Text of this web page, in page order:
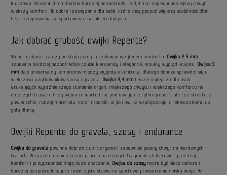
kluczowa. Wariant 3 mm będzie bardziej bezpośredni, a 3,4 mm zapewni pełniejszy chwyt i
większy komfort. To dobre rozwiązanie dla osób, które chcą poczuć większą stabilność dłoni
bez rezygnowania ze sportowego charakteru kokpitu.
Jak dobrać grubość owijki Repente?
Wybór grubości zależy od stylu jazdy i oczekiwań względem komfortu. Owijka 2.5 mm
zapewnia bardziej bezpośrednie czucie kierownicy i elegancki, smukły wygląd kokpitu. Owijka 3
mm daje uniwersalny kompromis między wygodą a kontrolą, dlatego dobrze sprawdzi się u
większości użytkowników szosy i gravela. Owijka 3,4 mm będzie najlepsza dla osób
szukających wyraźniejszego tłumienia drgań, miększego chwytu i większego komfortu na
dłuższych trasach. Przy wyborze warto brać pod uwagę nie tylko grubość, ale też strukturę
powierzchni, rodzaj materiału, kolor i sposób, w jaki owijka współpracuje z rękawiczkami lub
gołą dłonią.
Owijki Repente do gravela, szosy i endurance
Owijka do gravela powinna dobrze tłumić drgania i zapewniać pewny chwyt na nierównych
trasach. W gravelu dłonie częściej pracują na różnych fragmentach kierownicy, dlatego
komfort i przyczepność mają duże znaczenie. Owijka do szosy może być nieco cieńsza i
bardziej bezpośrednia, jeśli rowerzysta stawia na sportowe prowadzenie i niską wagę. W